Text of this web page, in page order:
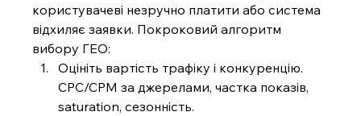
користувачеві незручно платити або система
відхиляє заявки. Покроковий алгоритм
вибору ГЕО:
Оцініть вартість трафіку і конкуренцію.
CPC/CPM за джерелами, частка показів,
saturation, сезонність.